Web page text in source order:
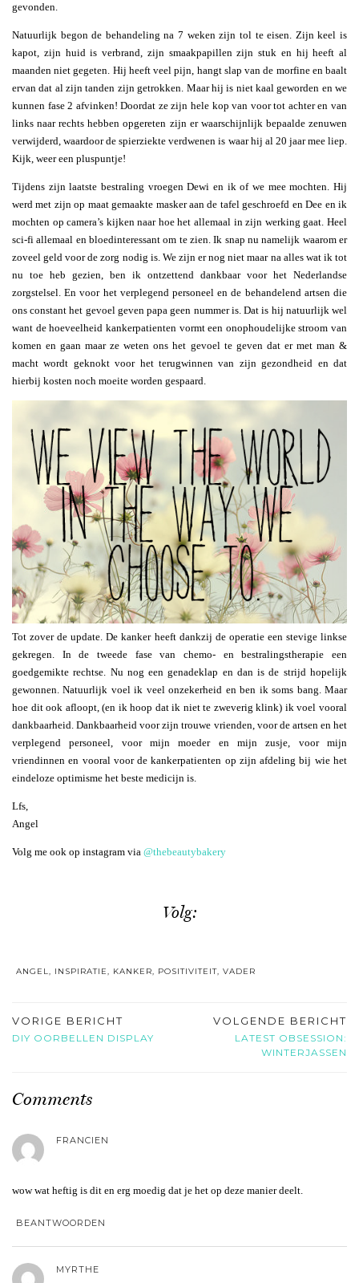
gevonden.
Natuurlijk begon de behandeling na 7 weken zijn tol te eisen. Zijn keel is
kapot, zijn huid is verbrand, zijn smaakpapillen zijn stuk en hij heeft al
maanden niet gegeten. Hij heeft veel pijn, hangt slap van de morfine en baalt
ervan dat al zijn tanden zijn getrokken. Maar hij is niet kaal geworden en we
kunnen fase 2 afvinken! Doordat ze zijn hele kop van voor tot achter en van
links naar rechts hebben opgereten zijn er waarschijnlijk bepaalde zenuwen
verwijderd, waardoor de spierziekte verdwenen is waar hij al 20 jaar mee liep.
Kijk, weer een pluspuntje!
Tijdens zijn laatste bestraling vroegen Dewi en ik of we mee mochten. Hij
werd met zijn op maat gemaakte masker aan de tafel geschroefd en Dee en ik
mochten op camera’s kijken naar hoe het allemaal in zijn werking gaat. Heel
sci-fi allemaal en bloedinteressant om te zien. Ik snap nu namelijk waarom er
zoveel geld voor de zorg nodig is. We zijn er nog niet maar na alles wat ik tot
nu toe heb gezien, ben ik ontzettend dankbaar voor het Nederlandse
zorgstelsel. En voor het verplegend personeel en de behandelend artsen die
ons constant het gevoel geven papa geen nummer is. Dat is hij natuurlijk wel
want de hoeveelheid kankerpatienten vormt een onophoudelijke stroom van
komen en gaan maar ze weten ons het gevoel te geven dat er met man &
macht wordt geknokt voor het terugwinnen van zijn gezondheid en dat
hierbij kosten noch moeite worden gespaard.
Tot zover de update. De kanker heeft dankzij de operatie een stevige linkse
gekregen. In de tweede fase van chemo- en bestralingstherapie een
goedgemikte rechtse. Nu nog een genadeklap en dan is de strijd hopelijk
gewonnen. Natuurlijk voel ik veel onzekerheid en ben ik soms bang. Maar
hoe dit ook afloopt, (en ik hoop dat ik niet te zweverig klink) ik voel vooral
dankbaarheid. Dankbaarheid voor zijn trouwe vrienden, voor de artsen en het
verplegend personeel, voor mijn moeder en mijn zusje, voor mijn
vriendinnen en vooral voor de kankerpatienten op zijn afdeling bij wie het
eindeloze optimisme het beste medicijn is.
Lfs,
Angel
Volg me ook op instagram via @thebeautybakery
Volg:
ANGEL, INSPIRATIE, KANKER, POSITIVITEIT, VADER
VORIGE BERICHT
DIY OORBELLEN DISPLAY
VOLGENDE BERICHT
LATEST OBSESSION:
WINTERJASSEN
Comments
FRANCIEN
wow wat heftig is dit en erg moedig dat je het op deze manier deelt.
BEANTWOORDEN
MYRTHE